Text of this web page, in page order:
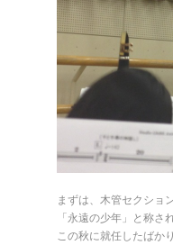
まずは、木管セクショ
「永遠の少年」と称さ
この秋に就任したばか